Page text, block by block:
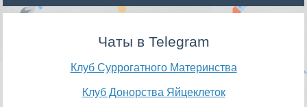
Чаты в Telegram
Клуб Суррогатного Материнства
Клуб Донорства Яйцеклеток